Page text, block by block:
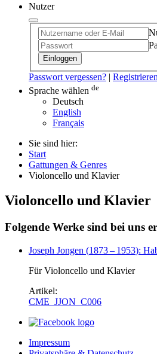
Nutzer
Einloggen
Passwort vergessen? |
Sprache wählen de
Deutsch
English
Français
Sie sind hier:
Start
Gattungen & Genres
Violoncello und Klavier
Violoncello und Klavier
Folgende Werke sind bei uns
Joseph Jongen (1873– 1953):
Für Violoncello und Klavier
Artikel:
CME_JJON_C006
Impressum